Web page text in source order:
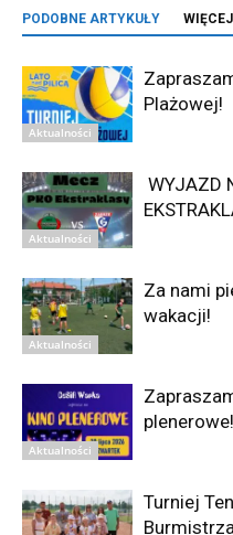
PODOBNE ARTYKUŁY
Aktualności
Plażowej!
Aktualności
WYJAZD
Aktualności
Za nami
wakacji!
Aktualności
plenerowe!
Turniej